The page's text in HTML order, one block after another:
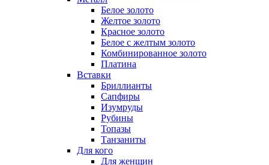
Белое золото
Желтое золото
Красное золото
Белое с желтым золото
Комбинированное золото
Платина
Вставки
Бриллианты
Сапфиры
Изумруды
Рубины
Топазы
Танзаниты
Для кого
Для женщин